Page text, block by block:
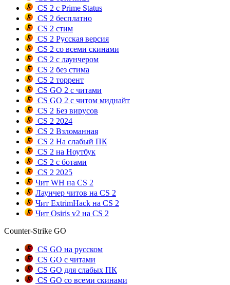
CS 2 с Prime Status
CS 2 бесплатно
CS 2 стим
CS 2 Русская версия
CS 2 со всеми скинами
CS 2 с лаунчером
CS 2 без стима
CS 2 торрент
CS GO 2 с читами
CS GO 2 с читом миднайт
CS 2 Без вирусов
CS 2 2024
CS 2 Взломанная
CS 2 На слабый ПК
CS 2 на Ноутбук
CS 2 с ботами
CS 2 2025
Чит WH на CS 2
Лаунчер читов на CS 2
Чит ExtrimHack на CS 2
Чит Osiris v2 на CS 2
Counter-Strike GO
CS GO на русском
CS GO с читами
CS GO для слабых ПК
CS GO со всеми скинами